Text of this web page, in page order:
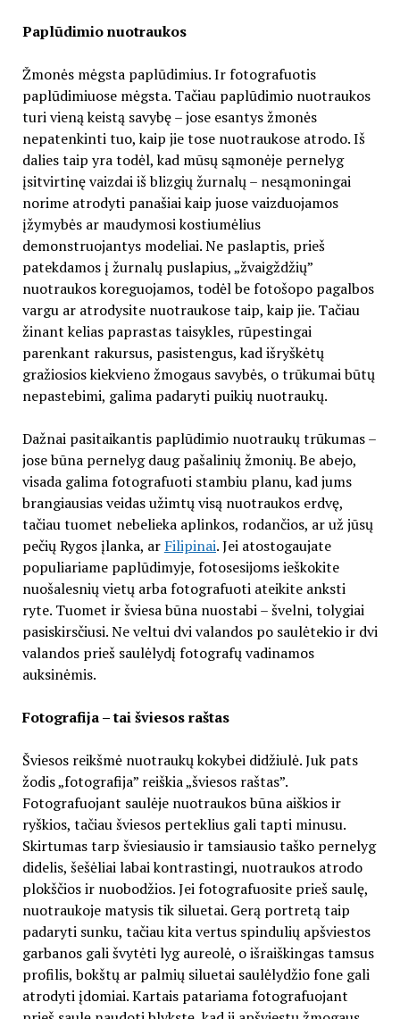
Paplūdimio nuotraukos
Žmonės mėgsta paplūdimius. Ir fotografuotis
paplūdimiuose mėgsta. Tačiau paplūdimio nuotraukos
turi vieną keistą savybę – jose esantys žmonės
nepatenkinti tuo, kaip jie tose nuotraukose atrodo. Iš
dalies taip yra todėl, kad mūsų sąmonėje pernelyg
įsitvirtinę vaizdai iš blizgių žurnalų – nesąmoningai
norime atrodyti panašiai kaip juose vaizduojamos
įžymybės ar maudymosi kostiumėlius
demonstruojantys modeliai. Ne paslaptis, prieš
patekdamos į žurnalų puslapius, „žvaigždžių”
nuotraukos koreguojamos, todėl be fotošopo pagalbos
vargu ar atrodysite nuotraukose taip, kaip jie. Tačiau
žinant kelias paprastas taisykles, rūpestingai
parenkant rakursus, pasistengus, kad išryškėtų
gražiosios kiekvieno žmogaus savybės, o trūkumai būtų
nepastebimi, galima padaryti puikių nuotraukų.
Dažnai pasitaikantis paplūdimio nuotraukų trūkumas –
jose būna pernelyg daug pašalinių žmonių. Be abejo,
visada galima fotografuoti stambiu planu, kad jums
brangiausias veidas užimtų visą nuotraukos erdvę,
tačiau tuomet nebelieka aplinkos, rodančios, ar už jūsų
pečių Rygos įlanka, ar Filipinai. Jei atostogaujate
populiariame paplūdimyje, fotosesijoms ieškokite
nuošalesnių vietų arba fotografuoti ateikite anksti
ryte. Tuomet ir šviesa būna nuostabi – švelni, tolygiai
pasiskirsčiusi. Ne veltui dvi valandos po saulėtekio ir dvi
valandos prieš saulėlydį fotografų vadinamos
auksinėmis.
Fotografija – tai šviesos raštas
Šviesos reikšmė nuotraukų kokybei didžiulė. Juk pats
žodis „fotografija” reiškia „šviesos raštas”.
Fotografuojant saulėje nuotraukos būna aiškios ir
ryškios, tačiau šviesos perteklius gali tapti minusu.
Skirtumas tarp šviesiausio ir tamsiausio taško pernelyg
didelis, šešėliai labai kontrastingi, nuotraukos atrodo
plokščios ir nuobodžios. Jei fotografuosite prieš saulę,
nuotraukoje matysis tik siluetai. Gerą portretą taip
padaryti sunku, tačiau kita vertus spindulių apšviestos
garbanos gali švytėti lyg aureolė, o išraiškingas tamsus
profilis, bokštų ar palmių siluetai saulėlydžio fone gali
atrodyti įdomiai. Kartais patariama fotografuojant